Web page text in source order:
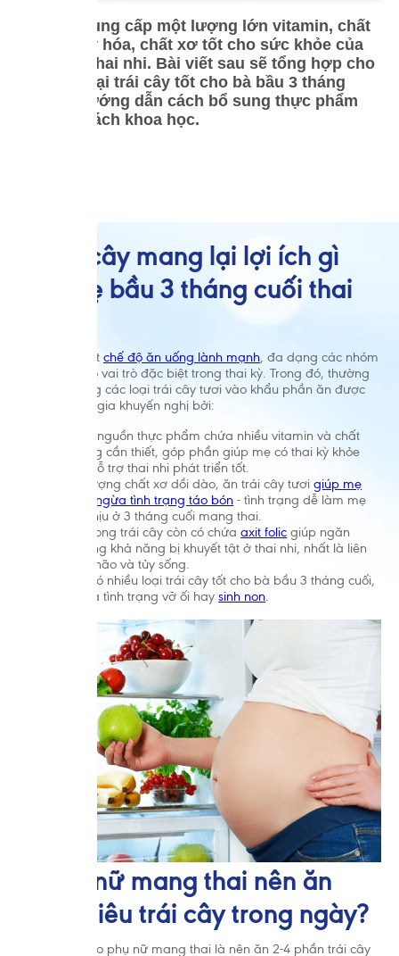
Trái cây cung cấp một lượng lớn vitamin, chất
chống oxy hóa, chất xơ tốt cho sức khỏe của
cả mẹ và thai nhi. Bài viết sau sẽ tổng hợp cho
bạn các loại trái cây tốt cho bà bầu 3 tháng
cuối và hướng dẫn cách bổ sung thực phẩm
này một cách khoa học.
1. Trái cây mang lại lợi ích gì
cho mẹ bầu 3 tháng cuối thai
Xây dựng một chế độ ăn uống lành mạnh, đa dạng các nhóm
thực phẩm có vai trò đặc biệt trong thai kỳ. Trong đó, thường
xuyên bổ sung các loại trái cây tươi vào khẩu phần ăn được
nhiều chuyên gia khuyến nghị bởi:
Trái cây là nguồn thực phẩm chứa nhiều vitamin và chất
dinh dưỡng cần thiết, góp phần giúp mẹ có thai kỳ khỏe
mạnh và hỗ trợ thai nhi phát triển tốt.
Với hàm lượng chất xơ dồi dào, ăn trái cây tươigiúp mẹ
bầu ngăn ngừa tình trạng táo bón - tình trạng dễ làm mẹ
bầu khó chịu ở 3 tháng cuối mang thai.
Đặc biệt trong trái cây còn có chứaaxit folic giúp ngăn
ngừa những khả năng bị khuyết tật ở thai nhi, nhất là liên
quan đến não và tủy sống.
Ngoài ra có nhiều loại trái cây tốt cho bà bầu 3 tháng cuối,
ngăn ngừa tình trạng vỡ ối haysinh non.
2. Phụ nữ mang thai nên ăn
bao nhiêu trái cây trong ngày?
Lời khuyên cho phụ nữ mang thai là nên ăn 2-4 phần trái cây